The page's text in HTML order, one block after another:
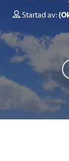
Startad av: